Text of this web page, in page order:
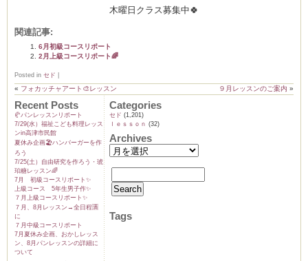
木曜日クラス募集中🍀
関連記事:
6月初級コースリポート
2月上級コースリポート🌈
Posted in セド
« フォカッチャアート🎨レッスン ９月レッスンのご案内 »
Recent Posts
🥐パンレッスンリポート
7/29(水）福祉こども料理レッス
ンin高津市民館
夏休み企画🏖️ハンバーガーを作
ろう
7/25(土）自由研究を作ろう・琥
珀糖レッスン🌈
7月 初級コースリポート✨️
上級コース 5年生男子作✨️
７月上級コースリポート✨️
７月、8月レッスン→全日程🈵
に
７月中級コースリポート
7月夏休み企画、おかしレッス
ン、8月パンレッスンの詳細に
ついて
Categories
セド (1,201)
ｌｅｓｓｏｎ (32)
Archives
Tags